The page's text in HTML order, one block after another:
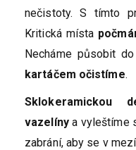
nečistoty. S tímto
Kritická místa
Necháme působit
kartáčem očistíme.
Sklokeramickou
vazelínya vyleštíme
zabrání, aby se v